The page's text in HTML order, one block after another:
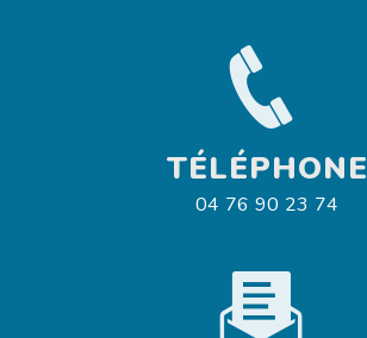
TÉLÉPHONE
04 76 90 23 74